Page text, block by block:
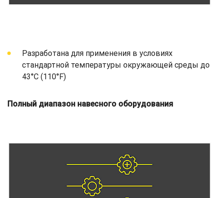
Разработана для применения в условиях
стандартной температуры окружающей среды до
43°C (110°F)
Полный диапазон навесного оборудования